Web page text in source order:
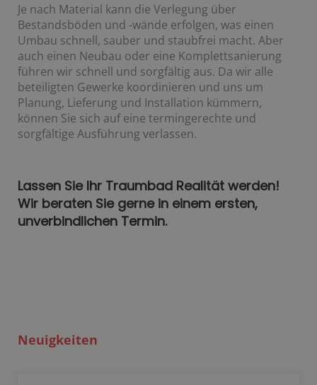
Je nach Material kann die Verlegung über
Bestandsböden und -wände erfolgen, was einen
Umbau schnell, sauber und staubfrei macht. Aber
auch einen Neubau oder eine Komplettsanierung
führen wir schnell und sorgfältig aus. Da wir alle
beteiligten Gewerke koordinieren und uns um
Planung, Lieferung und Installation kümmern,
können Sie sich auf eine termingerechte und
sorgfältige Ausführung verlassen.
Lassen Sie Ihr Traumbad Realität werden!
Wir beraten Sie gerne in einem ersten,
unverbindlichen Termin.
Neuigkeiten